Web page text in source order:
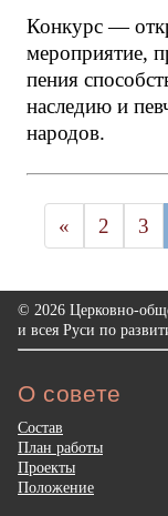
Конкурс —
мероприятие,
пения
наследию и
народов.
« 2 3
© 2026 Церковно-
и всея Руси по
О совете
Состав
План работы
Проекты
Положение